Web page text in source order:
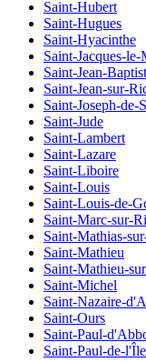
Saint-Hubert
Saint-Hugues
Saint-Hyacinthe
Saint-Jacques-
Saint-Jean-
Saint-Jean-sur-
Saint-Joseph-de-
Saint-Jude
Saint-Lambert
Saint-Lazare
Saint-Liboire
Saint-Louis
Saint-Louis-de-
Saint-Marc-sur-
Saint-Mathias-
Saint-Mathieu
Saint-Mathieu-
Saint-Michel
Saint-Nazaire-
Saint-Ours
Saint-Paul-
Saint-Paul-de-